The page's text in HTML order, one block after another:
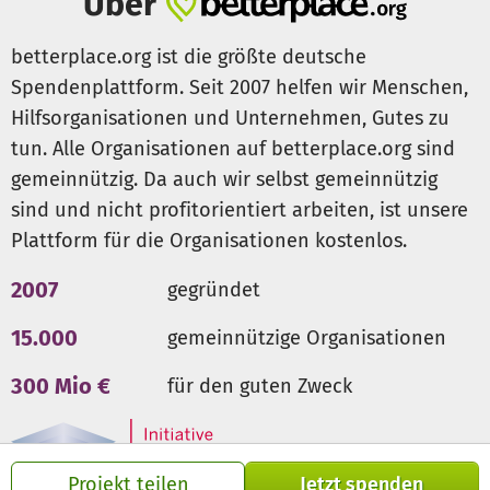
Projekt teilen Jetzt spenden
betterplace.org ist die größte deutsche
Spendenplattform. Seit 2007 helfen wir Menschen,
Hilfsorganisationen und Unternehmen, Gutes zu
tun. Alle Organisationen auf betterplace.org sind
gemeinnützig. Da auch wir selbst gemeinnützig
sind und nicht profitorientiert arbeiten, ist unsere
Plattform für die Organisationen kostenlos.
2007 gegründet
15.000 gemeinnützige Organisationen
300 Mio € für den guten Zweck